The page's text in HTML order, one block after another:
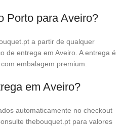
Porto para Aveiro?
a partir de qualquer
de entrega em Aveiro. A entrega é
embalagem premium.
em Aveiro?
automaticamente no checkout
thebouquet.pt para valores